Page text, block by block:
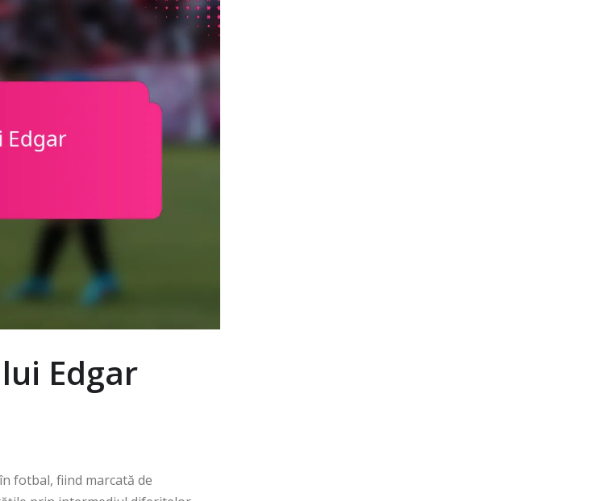
Edgar
fotbal, fiind marcată de